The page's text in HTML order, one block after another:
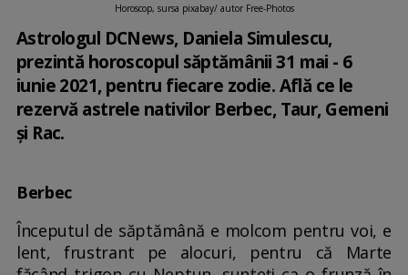
Horoscop, sursa pixabay/ autor Free-Photos
Astrologul DCNews, Daniela Simulescu,
prezintă horoscopul săptămânii 31 mai - 6
iunie 2021, pentru fiecare zodie. Află ce le
rezervă astrele nativilor Berbec, Taur, Gemeni
și Rac.
Berbec
Începutul de săptămână e molcom pentru voi, e
lent, frustrant pe alocuri, pentru că Marte